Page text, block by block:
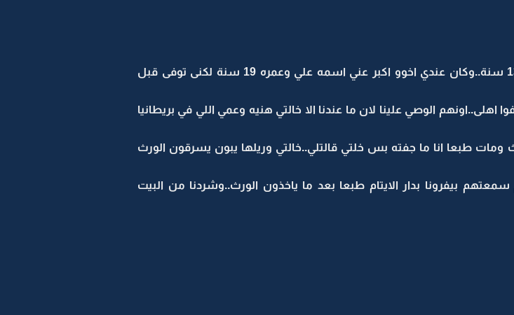
((مها..أنا عمري 17 سنة..وهاي اختي الصغيرة سارة..عمرها 13 سنة..وكان عندي اخوو اكبر عني اسمه علي وعمره 19 سنة لكنى توفى قبل
اهلى..اونهم الوصي علينا لان ما عندنا الا خالتي هنيه وعمي اللي في بريطانيا
طبعا انا ما جفته بس خلتي قالتلي..خالتي وريلها يبون يسرقون الورث
بيفرونا بدار الايتام طبعا بعد ما ياخذون الورث..وشردنا من البيت